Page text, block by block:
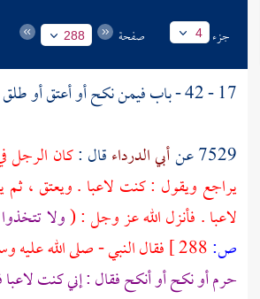
جزء 4 صفحة 288
17 - 42 - باب فيمن نكح أو أعتق أو طلق لاعبا .
7529 عن
أبي الدرداءقال :كان الرجل
يراجع ويقول : كنت لاعبا . ويعتق ،
لاعبا . فأنزل الله عز وجل : (ولا
ص:
فقال النبي - صلى الله
حرم أو نكح أو أنكح فقال : إني كنت